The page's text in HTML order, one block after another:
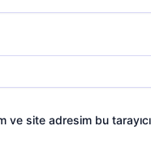
ve site adresim bu